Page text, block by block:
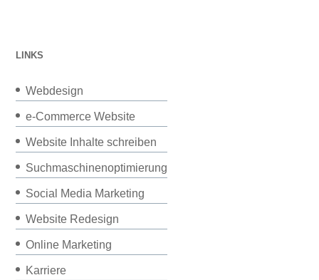
LINKS
Webdesign
e-Commerce Website
Website Inhalte schreiben
Suchmaschinenoptimierung
Social Media Marketing
Website Redesign
Online Marketing
Karriere